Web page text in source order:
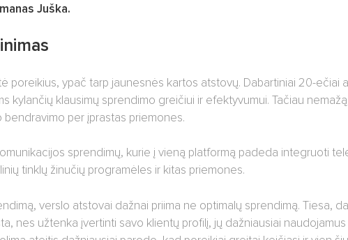
Juška.
poreikius, ypač tarp jaunesnės kartos atstovų. Dabartiniai 20-ečiai
kylančių klausimų sprendimo greičiui ir efektyvumui. Tačiau
per įprastas priemones.
sprendimų, kurie į vieną platformą padeda integruoti
tinklų žinučių programėles ir kitas priemones.
verslo atstovai dažnai priima ne optimalų sprendimą. Tiesa,
nes užtenka įvertinti savo klientų profilį, jų dažniausiai naudojamus